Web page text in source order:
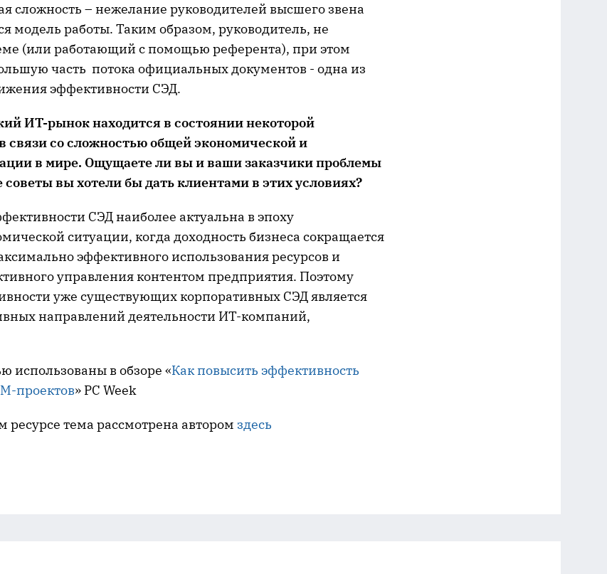
сложность – нежелание руководителей высшего звена
модель работы. Таким образом, руководитель, не
(или работающий с помощью референта), при этом
часть потока официальных документов - одна из
эффективности СЭД.
ИТ-рынок находится в состоянии некоторой
связи со сложностью общей экономической и
в мире. Ощущаете ли вы и ваши заказчики проблемы
советы вы хотели бы дать клиентами в этих условиях?
СЭД наиболее актуальна в эпоху
ситуации, когда доходность бизнеса сокращается
эффективного использования ресурсов и
управления контентом предприятия. Поэтому
уже существующих корпоративных СЭД является
направлений деятельности ИТ-компаний,
использованы в обзоре «Как повысить эффективность
проектов» PC Week
тема рассмотрена автором здесь